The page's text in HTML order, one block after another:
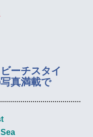
ーチスタイ
真満載で